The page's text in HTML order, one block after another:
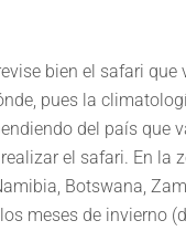
bien el safari que
pues la
del país que
el safari. En la
Botswana,
meses de invierno